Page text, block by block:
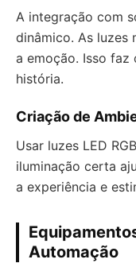
A integração com
dinâmico. As luzes
a emoção. Isso
história.
Criação de
Usar luzes LED
iluminação certa
a experiência e
Automação